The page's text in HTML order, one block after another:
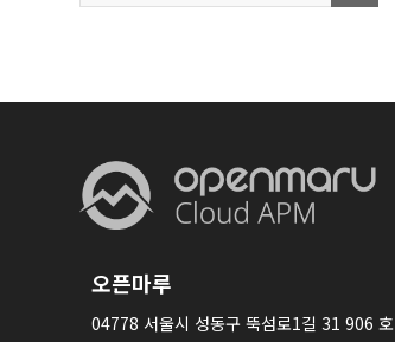
오픈마루
04778 서울시 성동구 뚝섬로1길 31 906 호